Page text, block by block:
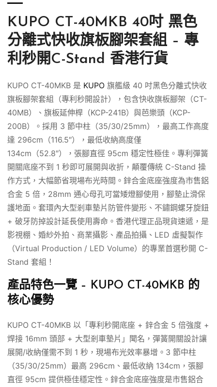
KUPO CT-40MKB 40吋 黑色
分離式快收旗板腳架套組 – 專
利秒開C-Stand 香港行貨
KUPO CT-40MKB 是 KUPO 旗艦級 40 吋黑色分離式快收
旗板腳架套組（專利秒開設計），包含快收旗板腳架（CT-
40MB）、旗板延伸桿（KCP-241B）與芭樂頭（KCP-
200B）。採用 3 節中柱（35/30/25mm），最高工作高度
達 296cm（116.5″），最低收納高度僅
134cm（52.8″），張腳直徑 95cm 穩定性極佳。專利彈簧
開關底座不到 1 秒即可展開與收折，顛覆傳統 C-Stand 操
作方式，大幅節省現場布光時間。鋅合金底座強度為市售鋁
合金 5 倍，28mm 通心母孔可當矮燈腳使用，腳墊止滑保
護地面。套環內大型剎車墊片防管件變形、不鏽鋼螺牙旋鈕
+ 破牙防掉設計延長使用壽命。香港代理正品現貨速遞，是
影視棚、婚紗外拍、商業攝影、產品拍攝、LED 虛擬製作
（Virtual Production / LED Volume）的專業首選秒開 C-
Stand 套組！
產品特色一覽 – KUPO CT-40MKB 的
核心優勢
KUPO CT-40MKB 以「專利秒開底座 + 鋅合金 5 倍強度 +
焊接 16mm 頭部 + 大型剎車墊片」聞名，彈簧開關設計讓
展開/收納僅需不到 1 秒，現場布光效率暴增。3 節中柱
（35/30/25mm）最高 296cm、最低收納 134cm，張腳
直徑 95cm 提供極佳穩定性。鋅合金底座強度是市售鋁合